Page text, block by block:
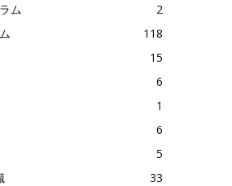
ム
2
118
15
6
1
6
5
33